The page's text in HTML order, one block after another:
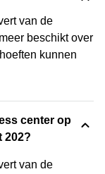
van de
beschikt over
kunnen
center op
202?
van de